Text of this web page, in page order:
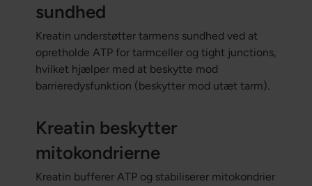
sundhed
Kreatin understøtter tarmens sundhed ved at
opretholde ATP for tarmceller og tight junctions,
hvilket hjælper med at beskytte mod
barrieredysfunktion (beskytter mod utæt tarm).
Kreatin beskytter
mitokondrierne
Kreatin bufferer ATP og stabiliserer mitokondrier